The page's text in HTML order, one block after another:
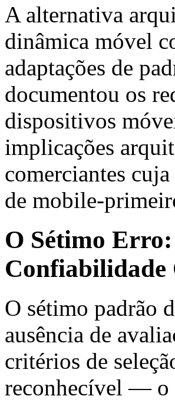
A alternativa
dinâmica móvel
adaptações de
documentou os
dispositivos
implicações
comerciantes
de mobile-
O Sétimo
Confiabilidade
O sétimo padrão
ausência de
critérios de
reconhecível — o